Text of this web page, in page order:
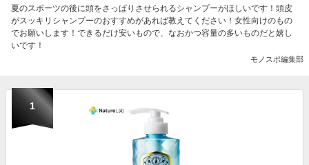
夏のスポーツの後に頭をさっぱりさせられるシャンプーがほしいです！頭皮
がスッキリシャンプーのおすすめがあれば教えてください！女性向けのもの
でお願いします！できるだけ安いもので、なおかつ容量の多いものだと嬉し
いです！
モノスポ編集部
1